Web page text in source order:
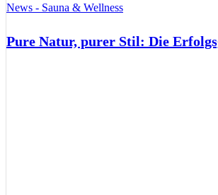
News - Sauna & Wellness
Pure Natur, purer Stil: Die